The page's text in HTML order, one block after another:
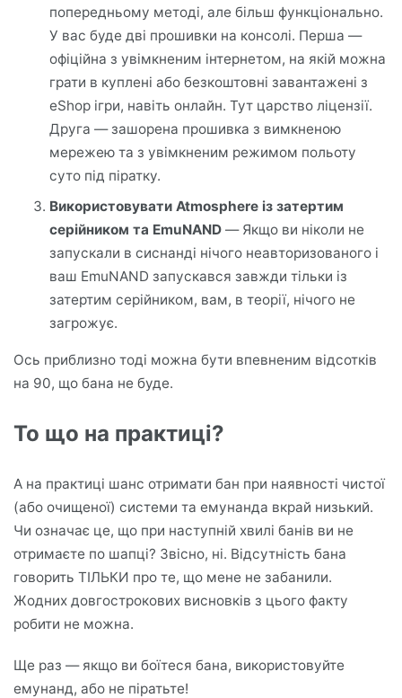
попередньому методі, але більш функціонально.
У вас буде дві прошивки на консолі. Перша —
офіційна з увімкненим інтернетом, на якій можна
грати в куплені або безкоштовні завантажені з
eShop ігри, навіть онлайн. Тут царство ліцензії.
Друга — зашорена прошивка з вимкненою
мережею та з увімкненим режимом польоту
суто під піратку.
Використовувати Atmosphere із затертим
серійником та EmuNAND — Якщо ви ніколи не
запускали в сиснанді нічого неавторизованого і
ваш EmuNAND запускався завжди тільки із
затертим серійником, вам, в теорії, нічого не
загрожує.
Ось приблизно тоді можна бути впевненим відсотків
на 90, що бана не буде.
То що на практиці?
А на практиці шанс отримати бан при наявності чистої
(або очищеної) системи та емунанда вкрай низький.
Чи означає це, що при наступній хвилі банів ви не
отримаєте по шапці? Звісно, ні. Відсутність бана
говорить ТІЛЬКИ про те, що мене не забанили.
Жодних довгострокових висновків з цього факту
робити не можна.
Ще раз — якщо ви боїтеся бана, використовуйте
емунанд, або не піратьте!